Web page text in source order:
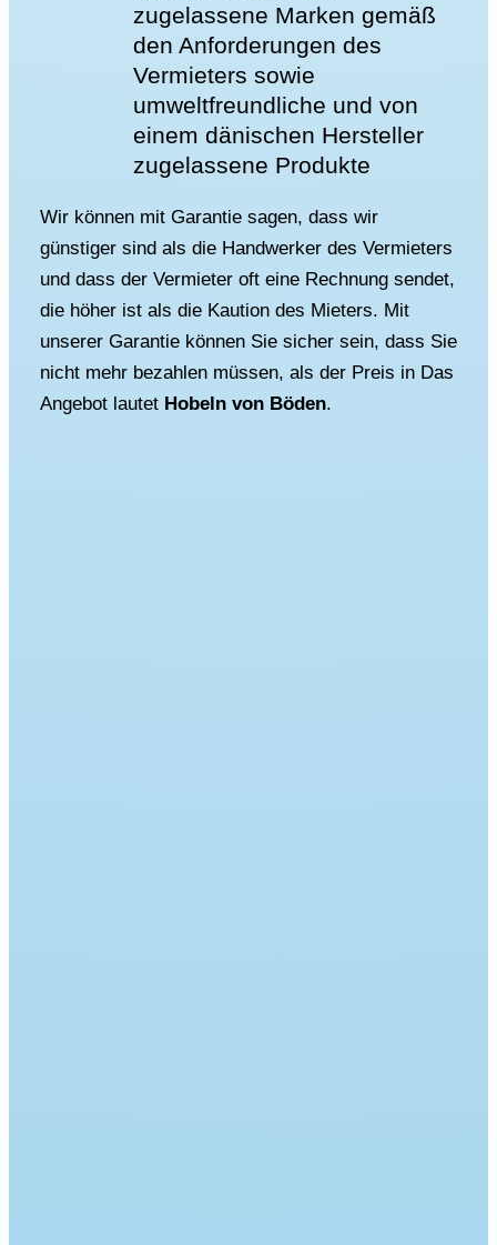
zugelassene Marken gemäß
den Anforderungen des
Vermieters sowie
umweltfreundliche und von
einem dänischen Hersteller
zugelassene Produkte
Wir können mit Garantie sagen, dass wir
günstiger sind als die Handwerker des Vermieters
und dass der Vermieter oft eine Rechnung sendet,
die höher ist als die Kaution des Mieters. Mit
unserer Garantie können Sie sicher sein, dass Sie
nicht mehr bezahlen müssen, als der Preis in Das
Angebot lautet Hobeln von Böden.